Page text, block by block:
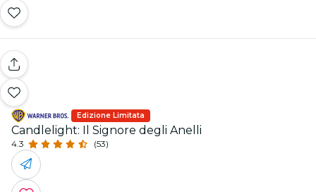
Edizione Limitata
Candlelight: Il Signore degli Anelli
4.3 (53)